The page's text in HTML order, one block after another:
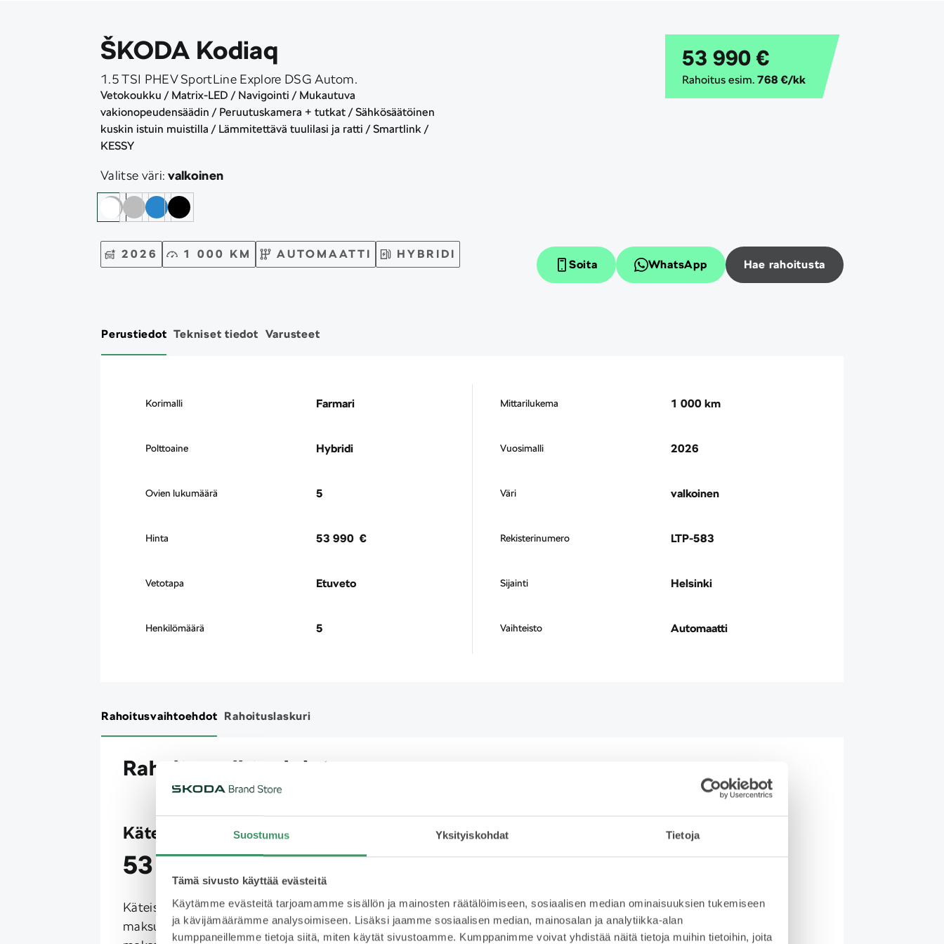
Suostumus Yksityiskohdat Tietoja
Tämä sivusto käyttää evästeitä
Käytämme evästeitä tarjoamamme sisällön ja mainosten räätälöimiseen, sosiaalisen median ominaisuuksien tukemiseen
ja kävijämäärämme analysoimiseen. Lisäksi jaamme sosiaalisen median, mainosalan ja analytiikka-alan
kumppaneillemme tietoja siitä, miten käytät sivustoamme. Kumppanimme voivat yhdistää näitä tietoja muihin tietoihin, joita
ŠKODA Kodiaq
1.5 TSI PHEV SportLine Explore DSG Autom.
Vetokoukku / Matrix-LED / Navigointi / Mukautuva
vakionopeudensäädin / Peruutuskamera + tutkat / Sähkösäätöinen
kuskin istuin muistilla / Lämmitettävä tuulilasi ja ratti / Smartlink /
KESSY
Valitse väri:valkoinen
53 990 €
Rahoitus esim. 768 €/kk
2026 1 000 KM AUTOMAATTI HYBRIDI
Soita WhatsApp Hae rahoitusta
Perustiedot Tekniset tiedot Varusteet
Korimalli Farmari
Polttoaine Hybridi
Ovien lukumäärä 5
Hinta 53 990 €
Vetotapa Etuveto
Henkilömäärä 5
Mittarilukema 1 000 km
Vuosimalli 2026
Väri valkoinen
Rekisterinumero LTP-583
Sijainti Helsinki
Vaihteisto Automaatti
Rahoitusvaihtoehdot Rahoituslaskuri
Rahoitusvaihtoehdot
Käteismaksu
53 990 €
Käteismaksu tarkoittaa
maksutapaa, jossa asiakas
768 € /kk
Rahoituksella jaat kustannukset
useaan erään ja maksat auton
Yksityisleasing
Kysy
saatavuudesta
Käytetyn auton leasing on fiksu